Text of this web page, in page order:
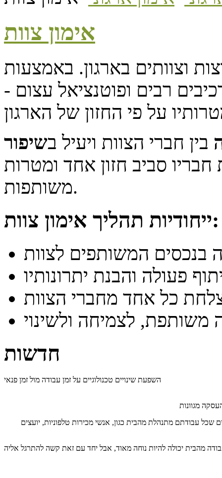
אימון צוות
וצוותים בארגון. באמצעות
רבים ופוטנציאל עצום -
בין חברי הצוות ויעיל בשיפור
סביב חזון אחד ומטרות
משותפות.
ייחודיות תהליך אימון צוות:
בנכסים המשותפים לצוות
פעולה והבנת יתרונותיו
כל אחד מחברי הצוות
חדשות
השפעת שינויים טכנולוגיים על זמן עבודה מול זמן פנאי
עבודתם מתנהלת מהבית כגון, אנשי מכירות טלפוניות, יועצים
מהבית יכולה להיות נוחה מאוד, אבל יחד עם זאת קשה להתרגל אליה